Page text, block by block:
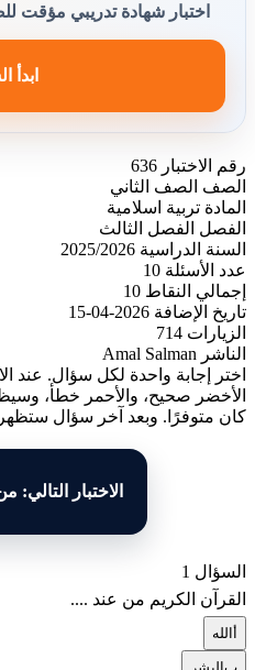
اختبار شهادة تدريبي مؤقت
ابدأ
رقم الاختبار 636
الصف
الصف الثاني
المادة تربية اسلامية
الفصل
الفصل الثالث
السنة الدراسية 2025/2026
عدد الأسئلة 10
إجمالي النقاط 10
تاريخ الإضافة 2026-04-15
الزيارات 714
الناشر Amal Salman
اختر إجابة واحدة لكل سؤال. عند
الأخضر صحيح، والأحمر خطأ،
كان متوفرًا. وبعد آخر سؤال ستظهر
الاختبار التالي:
السؤال 1
القرآن الكريم من عند ....
الله